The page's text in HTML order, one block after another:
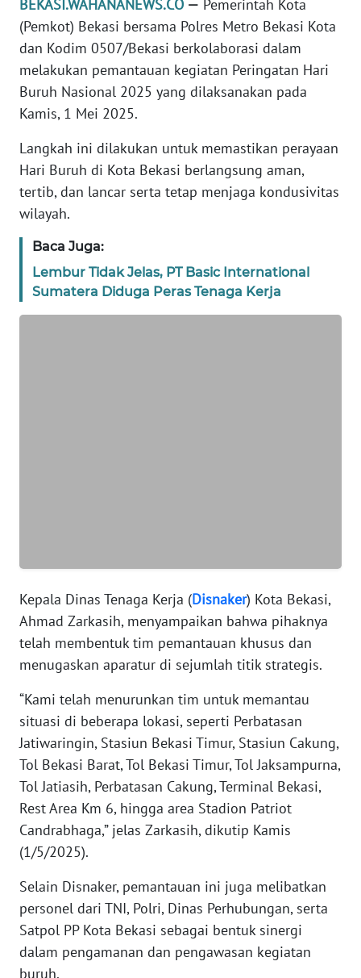
BEKASI.WAHANANEWS.CO — Pemerintah Kota
(Pemkot) Bekasi bersama Polres Metro Bekasi Kota
dan Kodim 0507/Bekasi berkolaborasi dalam
melakukan pemantauan kegiatan Peringatan Hari
Buruh Nasional 2025 yang dilaksanakan pada
Kamis, 1 Mei 2025.
Langkah ini dilakukan untuk memastikan perayaan
Hari Buruh di Kota Bekasi berlangsung aman,
tertib, dan lancar serta tetap menjaga kondusivitas
wilayah.
Baca Juga:
Lembur Tidak Jelas, PT Basic International
Sumatera Diduga Peras Tenaga Kerja
Kepala Dinas Tenaga Kerja (Disnaker) Kota Bekasi,
Ahmad Zarkasih, menyampaikan bahwa pihaknya
telah membentuk tim pemantauan khusus dan
menugaskan aparatur di sejumlah titik strategis.
“Kami telah menurunkan tim untuk memantau
situasi di beberapa lokasi, seperti Perbatasan
Jatiwaringin, Stasiun Bekasi Timur, Stasiun Cakung,
Tol Bekasi Barat, Tol Bekasi Timur, Tol Jaksampurna,
Tol Jatiasih, Perbatasan Cakung, Terminal Bekasi,
Rest Area Km 6, hingga area Stadion Patriot
Candrabhaga,” jelas Zarkasih, dikutip Kamis
(1/5/2025).
Selain Disnaker, pemantauan ini juga melibatkan
personel dari TNI, Polri, Dinas Perhubungan, serta
Satpol PP Kota Bekasi sebagai bentuk sinergi
dalam pengamanan dan pengawasan kegiatan
buruh.
DISCLAIMER
Wahana
Regional
WN
WN
JAKARTA
PAPUA
WN
PAPUA
BARAT
RIAU
WN
SERAMBI
WN
JAMBI
WN
SULTRA
WN
NTB